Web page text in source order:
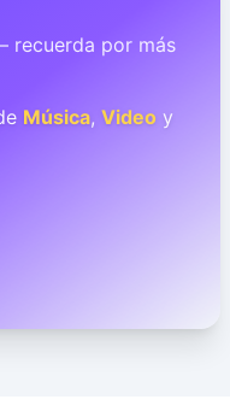
recuerda por más
Música, Video y